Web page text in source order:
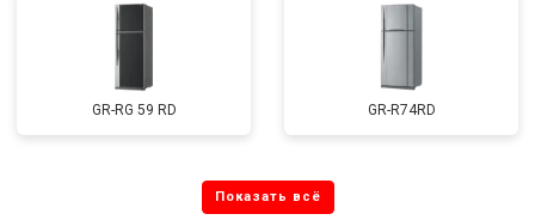
GR-RG 59 RD GR-R74RD